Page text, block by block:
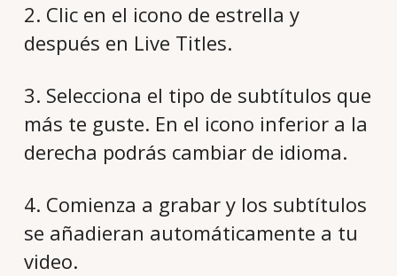
2. Clic en el icono de estrella y
después en Live Titles.
3. Selecciona el tipo de subtítulos que
más te guste. En el icono inferior a la
derecha podrás cambiar de idioma.
4. Comienza a grabar y los subtítulos
se añadieran automáticamente a tu
video.